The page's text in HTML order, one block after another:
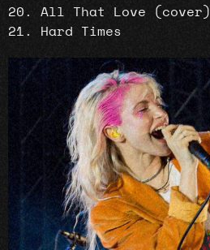
All That Love (cover)
Hard Times